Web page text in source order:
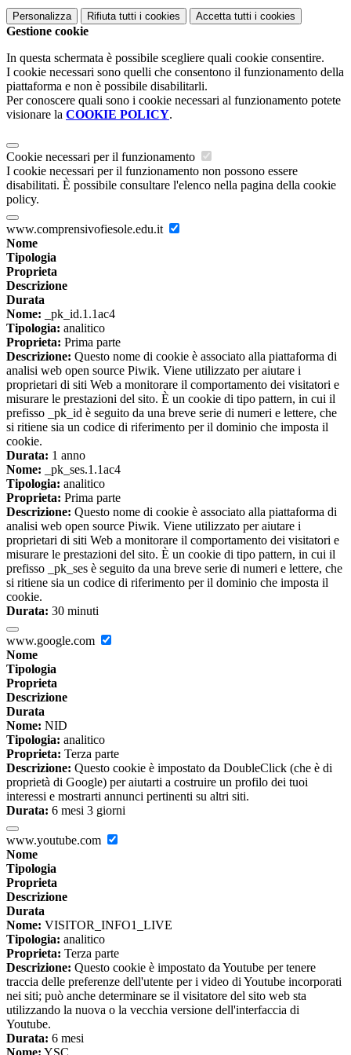
Personalizza Rifiuta tutti i cookies Accetta tutti i cookies
Gestione cookie
In questa schermata è possibile scegliere quali cookie consentire.
I cookie necessari sono quelli che consentono il funzionamento della
piattaforma e non è possibile disabilitarli.
Per conoscere quali sono i cookie necessari al funzionamento potete
visionare la COOKIE POLICY.
Cookie necessari per il funzionamento
I cookie necessari per il funzionamento non possono essere
disabilitati. È possibile consultare l'elenco nella pagina della cookie
policy.
www.comprensivofiesole.edu.it
Nome
Tipologia
Proprieta
Descrizione
Durata
Nome: _pk_id.1.1ac4
Tipologia: analitico
Proprieta: Prima parte
Descrizione: Questo nome di cookie è associato alla piattaforma di
analisi web open source Piwik. Viene utilizzato per aiutare i
proprietari di siti Web a monitorare il comportamento dei visitatori e
misurare le prestazioni del sito. È un cookie di tipo pattern, in cui il
prefisso _pk_id è seguito da una breve serie di numeri e lettere, che
si ritiene sia un codice di riferimento per il dominio che imposta il
cookie.
Durata: 1 anno
Nome: _pk_ses.1.1ac4
Tipologia: analitico
Proprieta: Prima parte
Descrizione: Questo nome di cookie è associato alla piattaforma di
analisi web open source Piwik. Viene utilizzato per aiutare i
proprietari di siti Web a monitorare il comportamento dei visitatori e
misurare le prestazioni del sito. È un cookie di tipo pattern, in cui il
prefisso _pk_ses è seguito da una breve serie di numeri e lettere, che
si ritiene sia un codice di riferimento per il dominio che imposta il
cookie.
Durata: 30 minuti
www.google.com
Nome
Tipologia
Proprieta
Descrizione
Durata
Nome: NID
Tipologia: analitico
Proprieta: Terza parte
Descrizione: Questo cookie è impostato da DoubleClick (che è di
proprietà di Google) per aiutarti a costruire un profilo dei tuoi
interessi e mostrarti annunci pertinenti su altri siti.
Durata: 6 mesi 3 giorni
www.youtube.com
Nome
Tipologia
Proprieta
Descrizione
Durata
Nome: VISITOR_INFO1_LIVE
Tipologia: analitico
Proprieta: Terza parte
Descrizione: Questo cookie è impostato da Youtube per tenere
traccia delle preferenze dell'utente per i video di Youtube incorporati
nei siti; può anche determinare se il visitatore del sito web sta
utilizzando la nuova o la vecchia versione dell'interfaccia di
Youtube.
Durata: 6 mesi
Nome: YSC